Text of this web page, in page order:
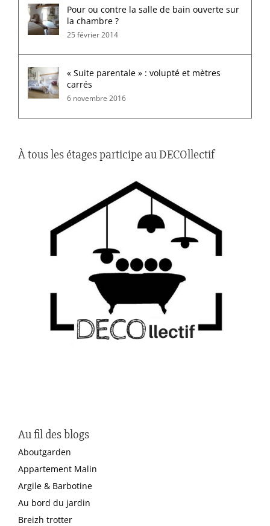
Pour ou contre la salle de bain ouverte sur
la chambre ?
25 février 2014
« Suite parentale » : volupté et mètres
carrés
6 novembre 2016
À tous les étages participe au DECOllectif
Au fil des blogs
Aboutgarden
Appartement Malin
Argile & Barbotine
Au bord du jardin
Breizh trotter